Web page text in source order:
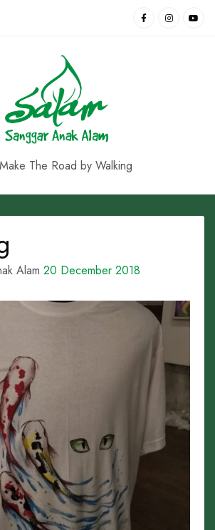
The Road by Walking
Alam 20 December 2018